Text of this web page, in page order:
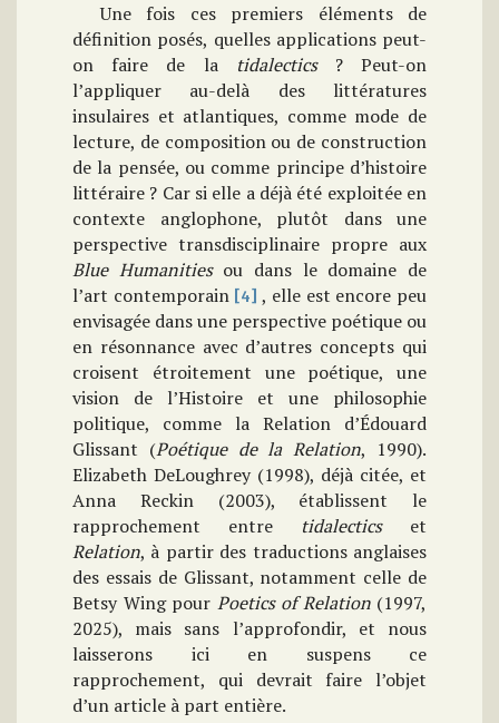
Une fois ces premiers éléments de
définition posés, quelles applications peut-
on faire de la
tidalectics ? Peut-on
l’appliquer au-delà des littératures
insulaires et atlantiques, comme mode de
lecture, de composition ou de construction
de la pensée, ou comme principe d’histoire
littéraire ? Car si elle a déjà été exploitée en
contexte anglophone, plutôt dans une
perspective transdisciplinaire propre aux
Blue Humanitiesou dans le domaine de
l’art contemporain [4] , elle est encore peu
envisagée dans une perspective poétique ou
en résonnance avec d’autres concepts qui
croisent étroitement une poétique, une
vision de l’Histoire et une philosophie
politique, comme la Relation d’Édouard
Glissant (Poétique de la Relation, 1990).
Elizabeth DeLoughrey (1998), déjà citée, et
Anna Reckin (2003), établissent le
rapprochement entre tidalectics et
Relation, à partir des traductions anglaises
des essais de Glissant, notamment celle de
Betsy Wing pour Poetics of Relation (1997,
2025), mais sans l’approfondir, et nous
laisserons ici en suspens ce
rapprochement, qui devrait faire l’objet
d’un article à part entière.